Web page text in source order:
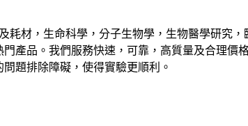
材，生命科學，分子生物學，生物醫學研究
產品。我們服務快速，可靠，高質量及合理價
題排除障礙，使得實驗更順利。